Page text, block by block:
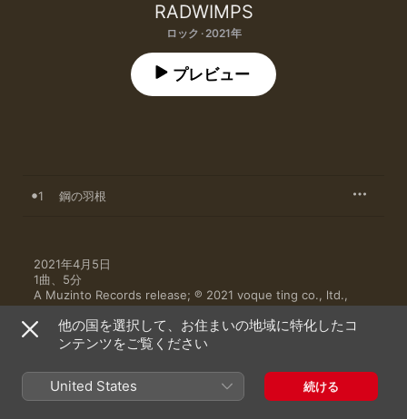
RADWIMPS
ロック · 2021年
プレビュー
1 鋼の羽根
2021年4月5日
1曲、5分
A Muzinto Records release; ℗ 2021 voque ting co., ltd.,
under exclusive license to UNIVERSAL MUSIC LLC
他の国を選択して、お住まいの地域に特化したコ
ンテンツをご覧ください
United States 続ける